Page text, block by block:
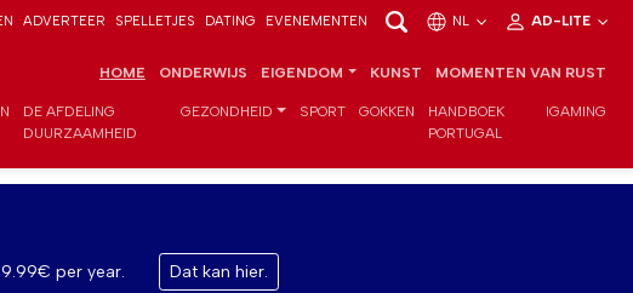
ADVERTEER SPELLETJES DATING EVENEMENTEN NL AD-LITE
HOME ONDERWIJS EIGENDOM KUNST MOMENTEN VAN RUST
DE AFDELING
DUURZAAMHEID
GEZONDHEID SPORT GOKKEN
HANDBOEK
PORTUGAL
IGAMING
per year. Dat kan hier.